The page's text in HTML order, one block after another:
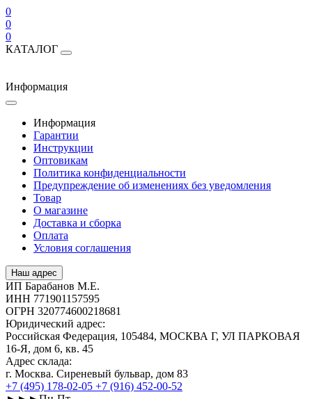
0
0
0
КАТАЛОГ
Информация
Информация
Гарантии
Инструкции
Оптовикам
Политика конфиденциальности
Предупреждение об изменениях без уведомления
Товар
О магазине
Доставка и сборка
Оплата
Условия соглашения
Наш адрес
ИП Барабанов М.Е.
ИНН 771901157595
ОГРН 320774600218681
Юридический адрес:
Российская Федерация, 105484, МОСКВА Г, УЛ ПАРКОВАЯ
16-Я, дом 6, кв. 45
Адрес склада:
г. Москва. Сиреневый бульвар, дом 83
+7 (495) 178-02-05 +7 (916) 452-00-52